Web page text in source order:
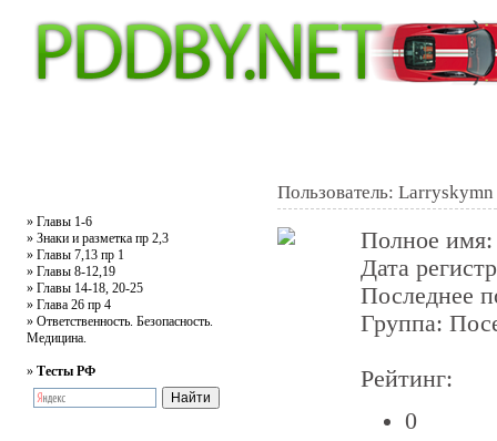
» Главы 1-6
» Знаки и разметка пр 2,3
» Главы 7,13 пр 1
» Главы 8-12,19
» Главы 14-18, 20-25
» Глава 26 пр 4
» Ответственность. Безопасность.
Медицина.
» Тесты РФ
Пользователь: Larryskymn
Полное
Дата
Последнее
Группа:
Рейтинг:
0